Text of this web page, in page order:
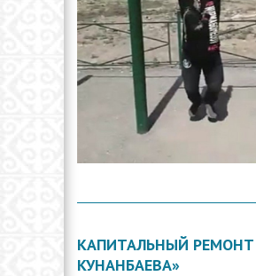
КАПИТАЛЬНЫЙ
КУНАНБАЕВА»